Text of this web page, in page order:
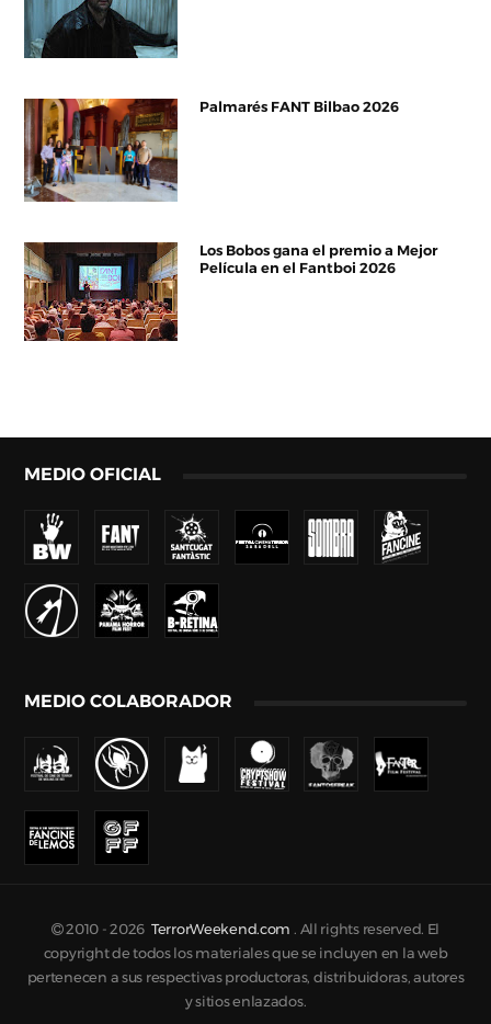
Palmarés FANT Bilbao 2026
Los Bobos gana el premio a Mejor
Película en el Fantboi 2026
MEDIO OFICIAL
MEDIO COLABORADOR
2010 -2026 TerrorWeekend.com
. All rights reserved. El
copyright de todos los materiales que se incluyen en la web
pertenecen a sus respectivas productoras, distribuidoras, autores
y sitios enlazados.